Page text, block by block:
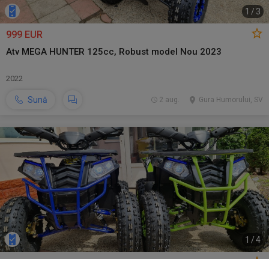
1 / 3
999 EUR
Atv MEGA HUNTER 125cc, Robust model Nou 2023
2022
Sună Gura Humorului, SV
2 aug.
1 /4